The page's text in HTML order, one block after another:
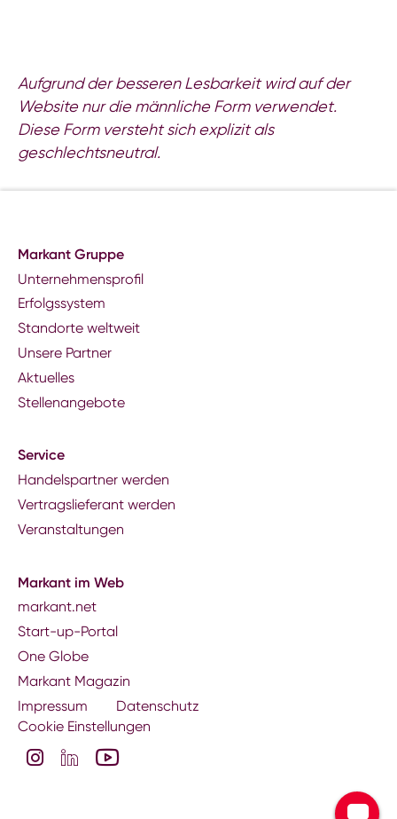
Aufgrund der besseren Lesbarkeit wird auf der
Website nur die männliche Form verwendet.
Diese Form versteht sich explizit als
geschlechtsneutral.
Markant Gruppe
Unternehmensprofil
Erfolgssystem
Standorte weltweit
Unsere Partner
Aktuelles
Stellenangebote
Service
Handelspartner werden
Vertragslieferant werden
Veranstaltungen
Markant im Web
markant.net
Start-up-Portal
One Globe
Markant Magazin
Impressum
Datenschutz
Cookie Einstellungen
Kontakt zu Ihrer